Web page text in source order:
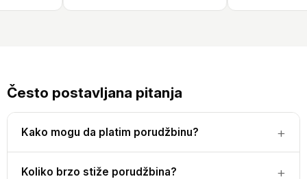
Često postavljana pitanja
Kako mogu da platim porudžbinu?
Koliko brzo stiže porudžbina?